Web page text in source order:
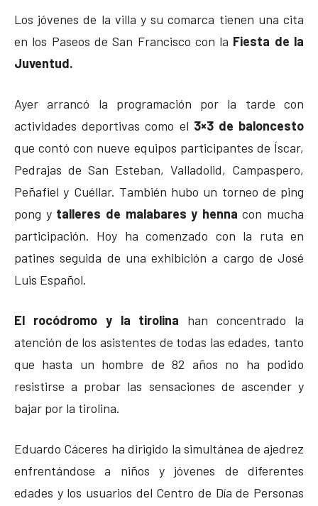
Los jóvenes de la villa y su comarca tienen una cita
en los Paseos de San Francisco con la Fiesta de la
Juventud.
Ayer arrancó la programación por la tarde con
actividades deportivas como el 3×3 de baloncesto
que contó con nueve equipos participantes de Íscar,
Pedrajas de San Esteban, Valladolid, Campaspero,
Peñafiel y Cuéllar. También hubo un torneo de ping
pong y talleres de malabares y henna con mucha
participación. Hoy ha comenzado con la ruta en
patines seguida de una exhibición a cargo de José
Luis Español.
El rocódromo y la tirolina han concentrado la
atención de los asistentes de todas las edades, tanto
que hasta un hombre de 82 años no ha podido
resistirse a probar las sensaciones de ascender y
bajar por la tirolina.
Eduardo Cáceres ha dirigido la simultánea de ajedrez
enfrentándose a niños y jóvenes de diferentes
edades y los usuarios del Centro de Día de Personas